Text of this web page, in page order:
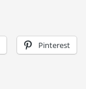
Pinterest